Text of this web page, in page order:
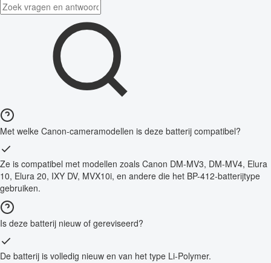
Met welke Canon-cameramodellen is deze batterij compatibel?
Ze is compatibel met modellen zoals Canon DM-MV3, DM-MV4, Elura
10, Elura 20, IXY DV, MVX10i, en andere die het BP-412-batterijtype
gebruiken.
Is deze batterij nieuw of gereviseerd?
De batterij is volledig nieuw en van het type Li-Polymer.